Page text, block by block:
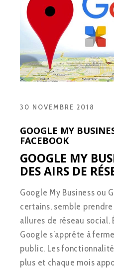
30 NOVEMBRE 2018
GOOGLE MY
FACEBOOK
GOOGLE MY
DES AIRS DE
Google My Business ou
certains, semble
allures de réseau social.
Google s’apprête à
public. Les
plus et chaque mois